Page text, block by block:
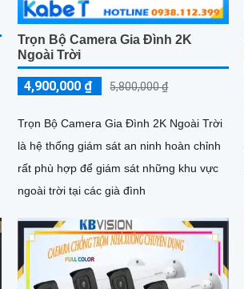
Trọn Bộ Camera Gia Đình 2K
Ngoài Trời
4,900,000 ₫ 5,800,000 ₫
Trọn Bộ Camera Gia Đình 2K Ngoài Trời
là hệ thống giám sát an ninh hoàn chỉnh
rất phù hợp để giám sát những khu vực
ngoài trời tại các già đình